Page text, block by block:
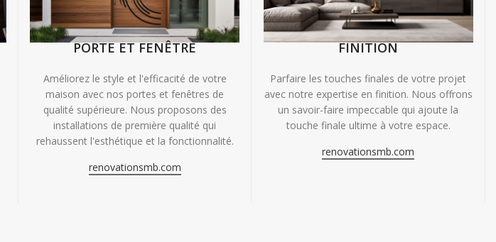
PORTE ET FENÊTRE
Améliorez le style et l'efficacité de votre
maison avec nos portes et fenêtres de
qualité supérieure. Nous proposons des
installations de première qualité qui
rehaussent l'esthétique et la fonctionnalité.
renovationsmb.com
FINITION
Parfaire les touches finales de votre projet
avec notre expertise en finition. Nous offrons
un savoir-faire impeccable qui ajoute la
touche finale ultime à votre espace.
renovationsmb.com